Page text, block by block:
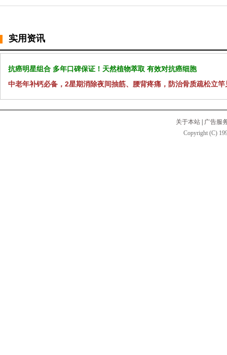
实用资讯
抗癌明星组合 多年口碑保证！天然植物萃取 有效对抗癌细胞
中老年补钙必备，2星期消除夜间抽筋、腰背疼痛，防治骨质疏松立竿
关于本站
广告服
Copyright (C)